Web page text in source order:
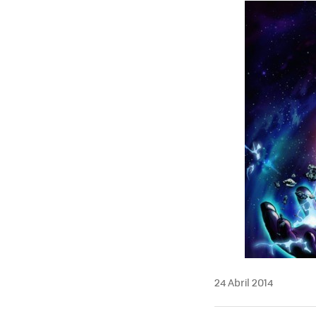
24 Abril 2014